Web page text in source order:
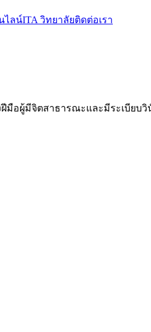
ไลน์ITA วิทยาลัยติดต่อเรา
ผู้มีจิตสาธารณะและมีระเบียบวิ